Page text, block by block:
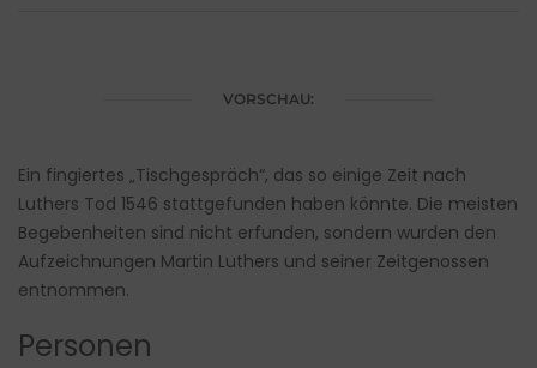
VORSCHAU:
Ein fingiertes „Tischgespräch“, das so einige Zeit nach
Luthers Tod 1546 stattgefunden haben könnte. Die meisten
Begebenheiten sind nicht erfunden, sondern wurden den
Aufzeichnungen Martin Luthers und seiner Zeitgenossen
entnommen.
Personen